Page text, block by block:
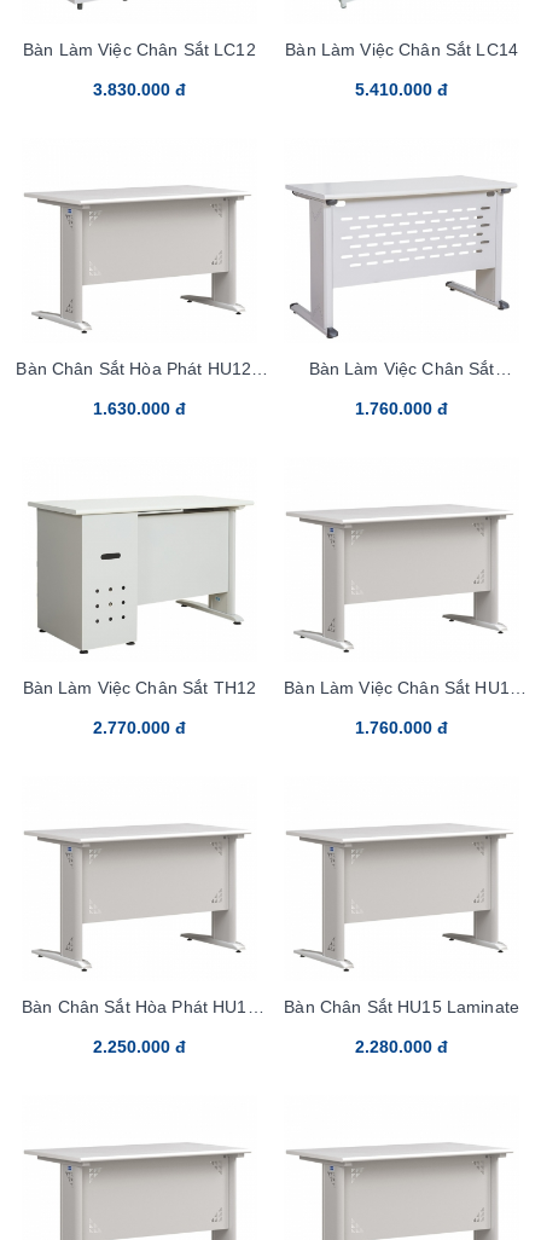
Bàn Làm Việc Chân Sắt LC12
3.830.000 đ
Bàn Làm Việc Chân Sắt LC14
5.410.000 đ
Bàn Chân Sắt Hòa Phát HU12S
1.630.000 đ
Bàn Làm Việc Chân Sắt
1.760.000 đ
Bàn Làm Việc Chân Sắt TH12
2.770.000 đ
Bàn Làm Việc Chân Sắt HU12
1.760.000 đ
Bàn Chân Sắt Hòa Phát HU14
2.250.000 đ
Bàn Chân Sắt HU15 Laminate
2.280.000 đ